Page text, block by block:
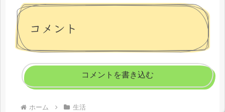
コメント
コメントを書き込む
ホーム 生活